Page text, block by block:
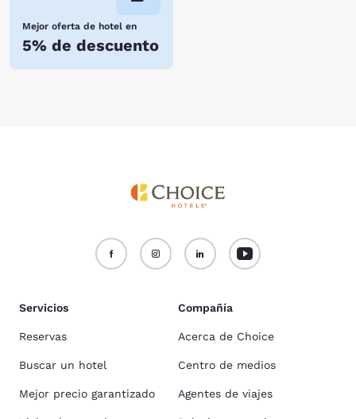
Mejor oferta de hotel en
5% de descuento
Servicios
Reservas
Buscar un hotel
Mejor precio garantizado
Compañía
Acerca de Choice
Centro de medios
Agentes de viajes